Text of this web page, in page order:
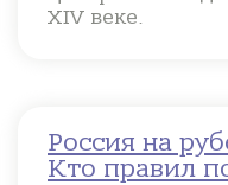
XIV веке.
Россия на
Кто правил